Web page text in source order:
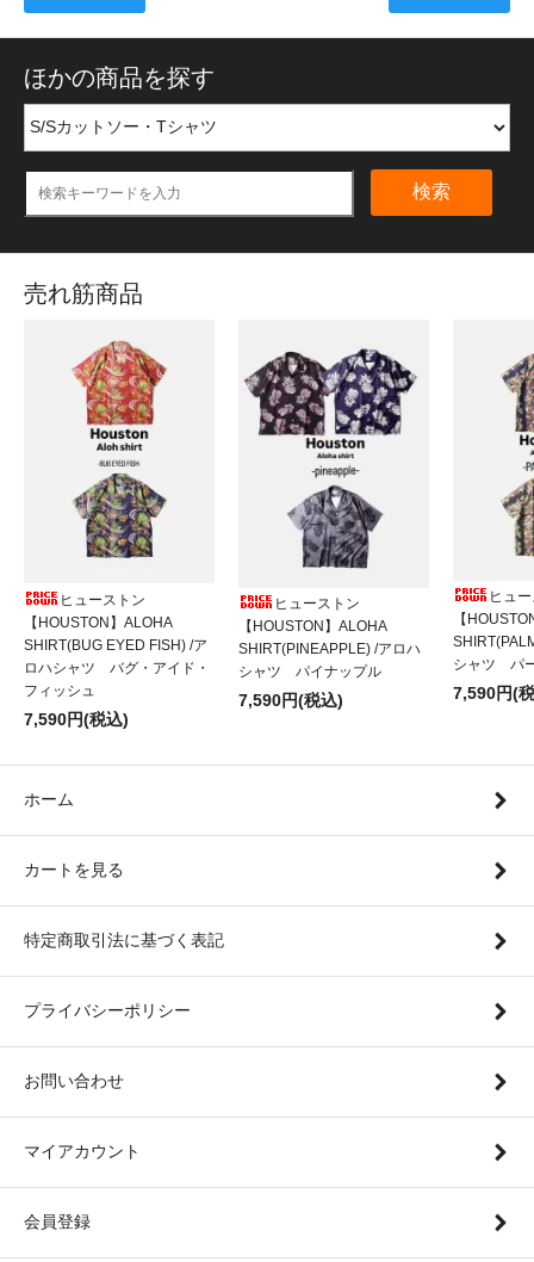
ほかの商品を探す
検索
売れ筋商品
ヒューストン
【HOUSTON】ALOHA
SHIRT(BUG EYED FISH) /ア
ロハシャツ バグ・アイド・
フィッシュ
7,590円(税込)
ヒューストン
【HOUSTON】ALOHA
SHIRT(PINEAPPLE) /アロハ
シャツ パイナップル
7,590円(税込)
ヒュ
【
シャツ パ
7,590円(
ホーム
カートを見る
特定商取引法に基づく表記
プライバシーポリシー
お問い合わせ
マイアカウント
会員登録